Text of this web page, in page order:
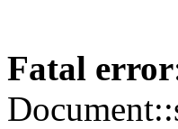
Fatal error